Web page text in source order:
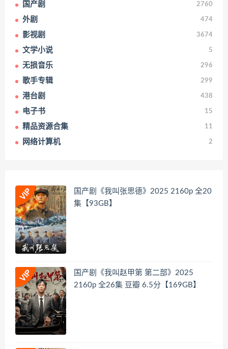
国产剧 2760
外剧 474
影视剧 3674
文学小说 5
无损音乐 296
歌手专辑 299
港台剧 438
电子书 15
精品资源合集 11
网络计算机 2
国产剧《我叫张思德》2025 2160p 全20
集【93GB】
国产剧《我叫赵甲第 第二部》2025
2160p 全26集 豆瓣 6.5分【169GB】